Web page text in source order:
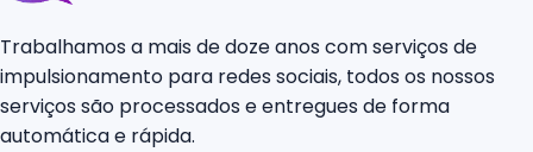
Trabalhamos a mais de doze anos com serviços de
impulsionamento para redes sociais, todos os nossos
serviços são processados e entregues de forma
automática e rápida.